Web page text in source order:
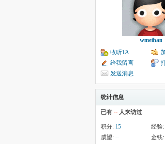
wmeihan
收听TA
给我留言
发送消息
统计信息
已有 -- 人来访过
积分: 15 经验:
威望: -- 金钱: